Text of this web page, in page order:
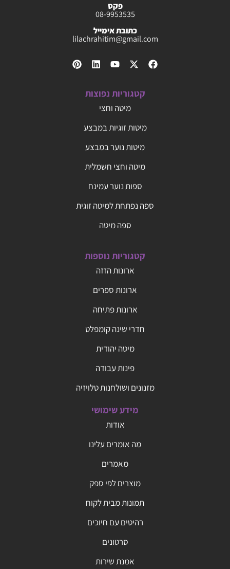
פקס
08-9953535
כתובת אימייל
lilachrahitim@gmail.com
קטגוריות נפוצות
מיטה וחצי
מיטות זוגיות במבצע
מיטות נוער במבצע
מיטה וחצי חשמלית
ספות נוער עמינח
ספה נפתחת למיטה זוגית
ספה מיטה
קטגוריות נוספות
ארונות הזזה
ארונות ספרים
ארונות פתיחה
חדרי שינה קומפלט
מיטה יהודית
פינות עבודה
מזנונים ושולחנות טלויזיה
מידע שימושי
אודות
מה אומרים עלינו
מאמרים
מוצרים לפי ספק
תמונות מבית לקוח
רהיטים עם חיוכים
סרטונים
אמנת שירות